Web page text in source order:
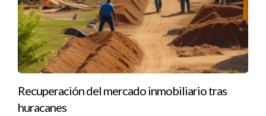
compradores
Juan y Ana, una joven pareja que buscaba su primer hogar, se
sintieron atraídos por un moderno condominio en el centro.
Sin embargo, después de investigar, descubrieron que el
edificio estaba en la lista negra de Fannie Mae. A pesar de que
el precio era tentador, decidieron buscar otras opciones y,
Recuperación del mercado inmobiliario tras
huracanes